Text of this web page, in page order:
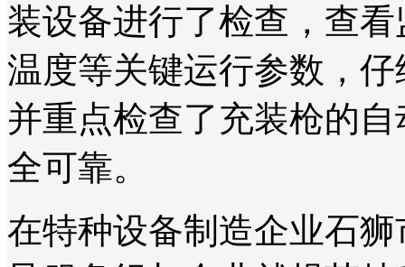
装设备进行了检查，查
温度等关键运行参数，
并重点检查了充装枪的
全可靠。
在特种设备制造企业石